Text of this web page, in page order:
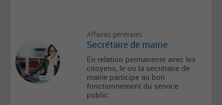
Affaires générales
Secrétaire de mairie
En relation permanente avec les
citoyens, le ou la secrétaire de
mairie participe au bon
fonctionnement du service
public.